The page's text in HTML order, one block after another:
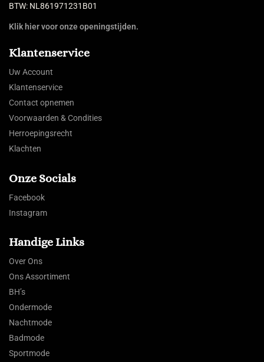
BTW: NL861971231B01
Klik hier voor onze openingstijden.
Klantenservice
Uw Account
Klantenservice
Contact opnemen
Voorwaarden & Condities
Herroepingsrecht
Klachten
Onze Socials
Facebook
Instagram
Handige Links
Over Ons
Ons Assortiment
BH’s
Ondermode
Nachtmode
Badmode
Sportmode